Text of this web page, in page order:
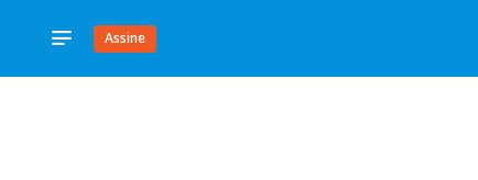
Assine